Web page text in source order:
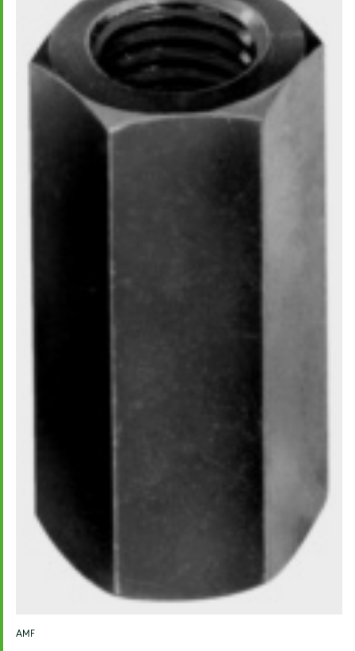
AMF